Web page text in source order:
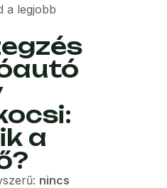
a legjobb
a
nincs